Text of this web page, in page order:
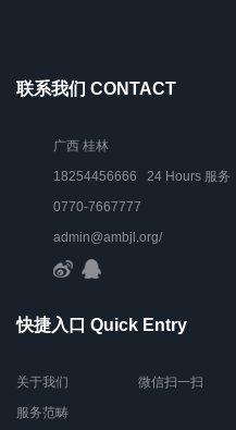
联系我们 CONTACT
广西 桂林
18254456666 24 Hours 服务
0770-7667777
admin@ambjl.org/
快捷入口 Quick Entry
关于我们
服务范畴
微信扫一扫